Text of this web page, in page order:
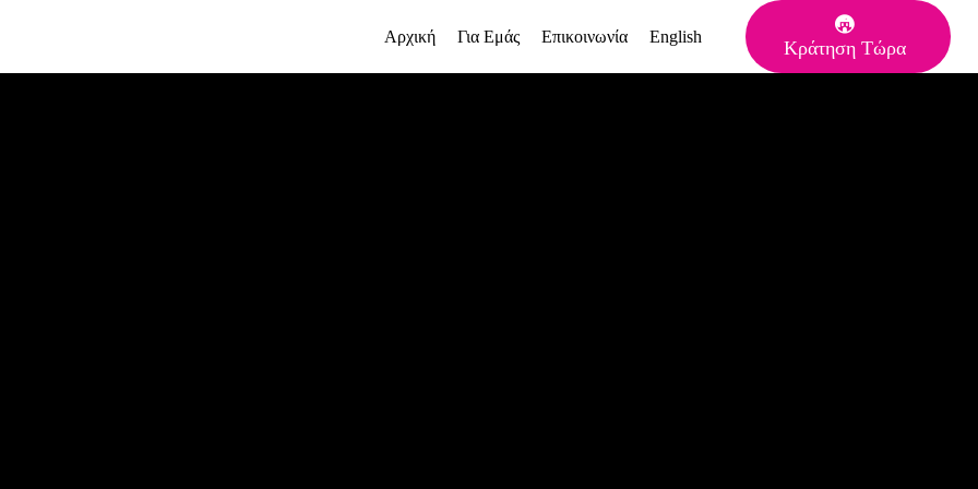
Αρχική Για Εμάς Επικοινωνία English
Κράτηση Tώρα